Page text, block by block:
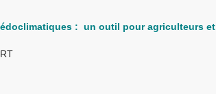
: un outil pour agriculteurs et